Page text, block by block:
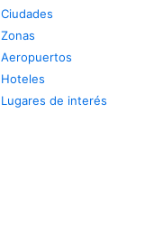
Ciudades
Zonas
Aeropuertos
Hoteles
Lugares de interés